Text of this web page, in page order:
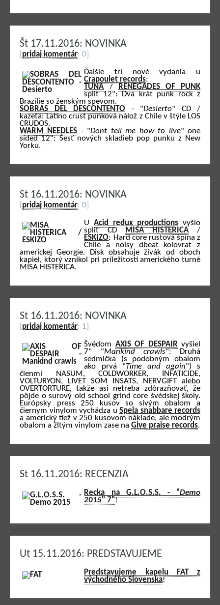
Št 17.11.2016: NOVINKA
pridaj komentár: 0]
Ďalšie tri nové vydania u
Crapoulet records:
TUNA/RENEGADES OF PUNK
split 12": Dva krát punk rock z
Brazílie so ženským spevom.
SOBRAS DEL DESCONTENTO - "Desierto" CD /
kazeta: Latino crust punková nálož z Chile v štýle LOS
CRUDOS.
WARM NEEDLES - "Dont tell me how to live" one
sided 12": Šesť nových skladieb pop punku z New
Yorku.
St 16.11.2016: NOVINKA
pridaj komentár: 0]
UAcid redux productions vyšlo
split CDMISA HISTERICA/
ESKIZO: Hard core rustová špina z
Chile a noisy dbeat kolovrat z
americkej Georgie. Disk obsahuje živák od oboch
kapiel, ktorý vznikol pri príležitosti amerického turné
MISA HISTERICA.
St 16.11.2016: NOVINKA
pridaj komentár: 1]
Švédom AXIS OF DESPAIRvyšiel
7" "Mankind crawls": Druhá
sedmička (s podobným obalom
ako prvá "Time and again") s
členmi NASUM, COLDWORKER, INFATICIDE,
VOLTURYON, LIVET SOM INSATS, NERVGIFT alebo
OVERTORTURE, takže asi netreba zdôrazňovať, že
pôjde o surový old school grind core švédskej školy.
Európsky press 250 kusov so sivým obalom a
čiernym vinylom vychádza u Spela snabbare records
a americký tiež v 250 kusovom náklade, ale modrým
obalom a žltým vinylom zase na Give praise records.
St 16.11.2016: RECENZIA
Recka na G.L.O.S.S. - "Demo
2015" 7"!
Ut 15.11.2016: PREDSTAVUJEME
Predstavujeme kapelu FAT z
východného Slovenska!